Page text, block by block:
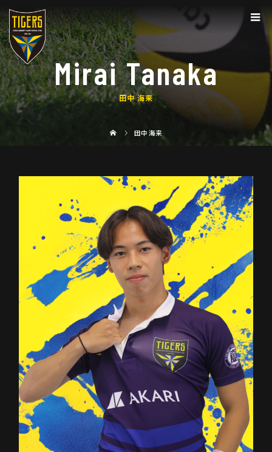
Mirai Tanaka
田中 海来
田中 海来